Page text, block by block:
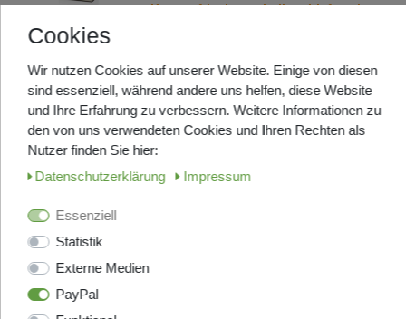
Kommt frisch aus Italien, Lieferzeit
ab 27,95 € *
1 Kilogramm | 32,49 € / Kilogramm
Artikel anzeigen
Barbera Kaffee Espresso -
Cookies
Wir nutzen Cookies auf unserer Website. Einige von diesen
sind essenziell, während andere uns helfen, diese Website
und Ihre Erfahrung zu verbessern. Weitere Informationen zu
den von uns verwendeten Cookies und Ihren Rechten als
Nutzer finden Sie hier:
Daten­schutz­erklärung
Impressum
Essenziell
Statistik
Externe Medien
PayPal